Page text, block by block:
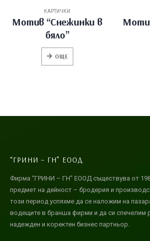
КАРТИЧКИ
Мотив “Етно елха”
“ГРИНИ – ГН” ЕООД
Фирма “ГРИНИ – ГН” ЕООД съществува от
предмет на дейност – бродерия и
този период успяхме да се наложим на
водещите в бранша фирми и да си спечелим
надежден и коректен бизнес партньор.